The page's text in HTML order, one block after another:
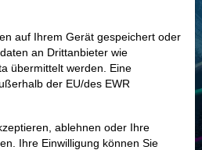
9,66 Mrd. USD
5,38 Mrd. USD
auf Ihrem Gerät gespeichert oder
an Drittanbieter wie
übermittelt werden. Eine
der EU/des EWR
ablehnen oder Ihre
Ihre Einwilligung können Sie